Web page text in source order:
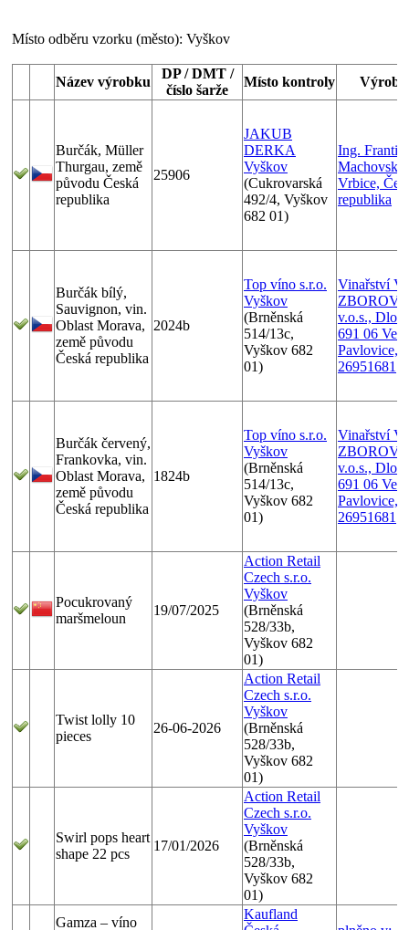
Místo odběru vzorku (město): Vyškov
Název výrobku
DP / DMT /
číslo šarže
Místo kontroly
Burčák, Müller
Thurgau, země
původu Česká
republika
25906
JAKUB
DERKA
Vyškov
(Cukrovarská
492/4, Vyškov
682 01)
Ing.
Machovský,
Vrbice,
republika
Burčák bílý,
Sauvignon, vin.
Oblast Morava,
země původu
Česká republika
2024b
Top víno s.r.o.
Vyškov
(Brněnská
514/13c,
Vyškov 682
01)
Vinařství
v.o.s.,
691 06
Pavlovice,
26951681
Burčák červený,
Frankovka, vin.
Oblast Morava,
země původu
Česká republika
1824b
Top víno s.r.o.
Vyškov
(Brněnská
514/13c,
Vyškov 682
01)
Vinařství
v.o.s.,
691 06
Pavlovice,
26951681
Pocukrovaný
maršmeloun
19/07/2025
Action Retail
Czech s.r.o.
Vyškov
(Brněnská
528/33b,
Vyškov 682
01)
Twist lolly 10
pieces
26-06-2026
Action Retail
Czech s.r.o.
Vyškov
(Brněnská
528/33b,
Vyškov 682
01)
Swirl pops heart
shape 22 pcs
17/01/2026
Action Retail
Czech s.r.o.
Vyškov
(Brněnská
528/33b,
Vyškov 682
01)
Gamza – víno
Kaufland